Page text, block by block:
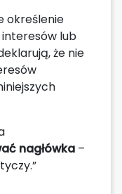
określenie
lub
że nie
nagłówka –